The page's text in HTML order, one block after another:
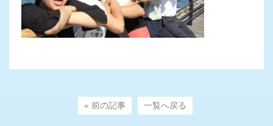
« 前の記事 一覧へ戻る